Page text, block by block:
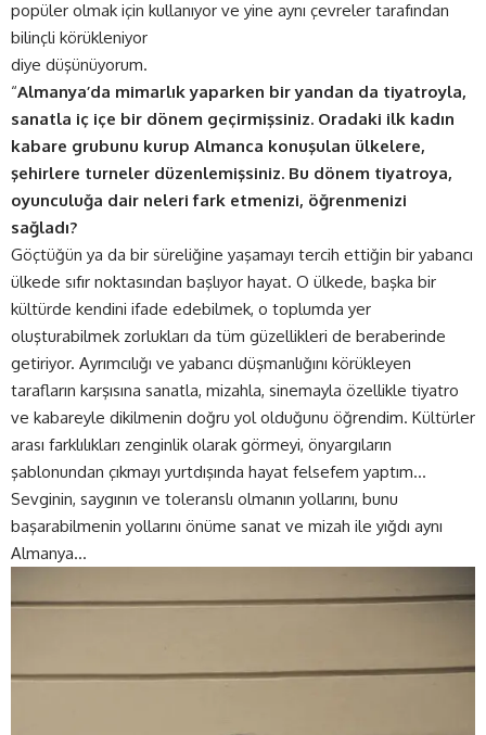
popüler olmak için kullanıyor ve yine aynı çevreler tarafından
bilinçli körükleniyor
diye düşünüyorum.
“Almanya’da mimarlık yaparken bir yandan da tiyatroyla,
sanatla iç içe bir dönem geçirmişsiniz. Oradaki ilk kadın
kabare grubunu kurup Almanca konuşulan ülkelere,
şehirlere turneler düzenlemişsiniz. Bu dönem tiyatroya,
oyunculuğa dair neleri fark etmenizi, öğrenmenizi
sağladı?
Göçtüğün ya da bir süreliğine yaşamayı tercih ettiğin bir yabancı
ülkede sıfır noktasından başlıyor hayat. O ülkede, başka bir
kültürde kendini ifade edebilmek, o toplumda yer
oluşturabilmek zorlukları da tüm güzellikleri de beraberinde
getiriyor. Ayrımcılığı ve yabancı düşmanlığını körükleyen
tarafların karşısına sanatla, mizahla, sinemayla özellikle tiyatro
ve kabareyle dikilmenin doğru yol olduğunu öğrendim. Kültürler
arası farklılıkları zenginlik olarak görmeyi, önyargıların
şablonundan çıkmayı yurtdışında hayat felsefem yaptım…
Sevginin, saygının ve toleranslı olmanın yollarını, bunu
başarabilmenin yollarını önüme sanat ve mizah ile yığdı aynı
Almanya…